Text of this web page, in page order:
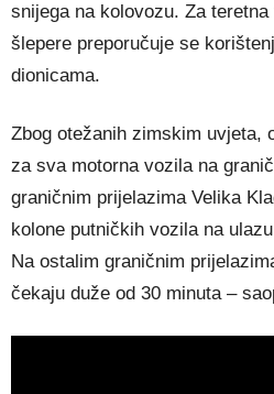
snijega na kolovozu. Za
šlepere preporučuje se
dionicama.
Zbog otežanih zimskim uvjeta,
za sva motorna vozila na
graničnim prijelazima Velika
kolone putničkih vozila na
Na ostalim graničnim
čekaju duže od 30 minuta –